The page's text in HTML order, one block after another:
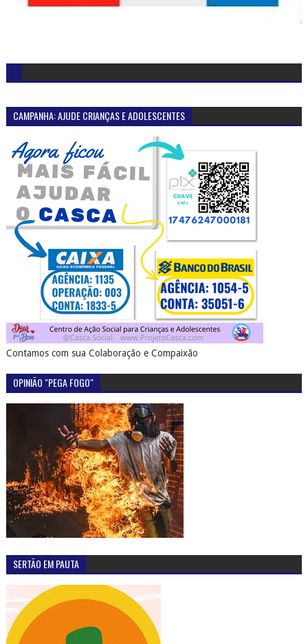
CAMPANHA: AJUDE CRIANÇAS E ADOLESCENTES
Contamos com sua Colaboração e Compaixão
OPINIÃO "PEGA FOGO"
SERTÃO EM PAUTA